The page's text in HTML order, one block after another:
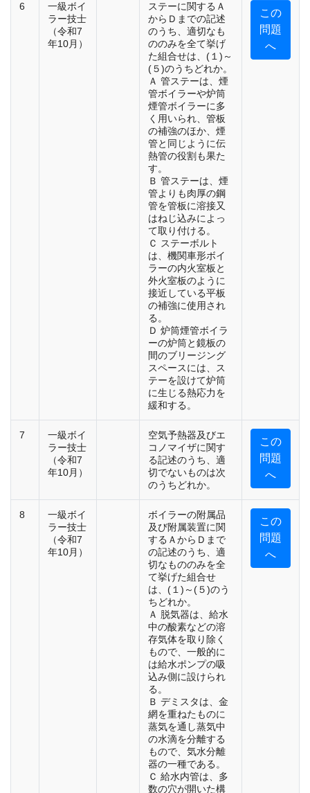
6
一級ボイ
ラー技士
（令和7
年10月）
ステーに関するＡ
からＤまでの記述
のうち、適切なも
ののみを全て挙げ
た組合せは、(１)～
(５)のうちどれか。
Ａ 管ステーは、煙
管ボイラーや炉筒
煙管ボイラーに多
く用いられ、管板
の補強のほか、煙
管と同じように伝
熱管の役割も果た
す。
Ｂ 管ステーは、煙
管よりも肉厚の鋼
管を管板に溶接又
はねじ込みによっ
て取り付ける。
Ｃ ステーボルト
は、機関車形ボイ
ラーの内火室板と
外火室板のように
接近している平板
の補強に使用され
る。
Ｄ 炉筒煙管ボイラ
ーの炉筒と鏡板の
間のブリージング
スペースには、ス
テーを設けて炉筒
に生じる熱応力を
緩和する。
この
問題
へ
7
一級ボイ
ラー技士
（令和7
年10月）
空気予熱器及びエ
コノマイザに関す
る記述のうち、適
切でないものは次
のうちどれか。
この
問題
へ
8
一級ボイ
ラー技士
（令和7
年10月）
ボイラーの附属品
及び附属装置に関
するＡからＤまで
の記述のうち、適
切なもののみを全
て挙げた組合せ
は、(１)～(５)のう
ちどれか。
Ａ 脱気器は、給水
中の酸素などの溶
存気体を取り除く
もので、一般的に
は給水ポンプの吸
込み側に設けられ
る。
Ｂ デミスタは、金
網を重ねたものに
蒸気を通し蒸気中
の水滴を分離する
もので、気水分離
器の一種である。
Ｃ 給水内管は、多
数の穴が開いた構
この
問題
へ